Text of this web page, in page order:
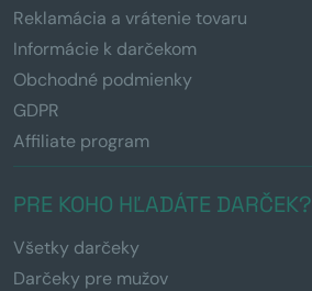
Reklamácia a vrátenie tovaru
Informácie k darčekom
Obchodné podmienky
GDPR
Affiliate program
PRE KOHO HĽADÁTE DARČEK?
Všetky darčeky
Darčeky pre mužov